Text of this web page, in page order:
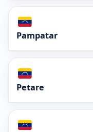
Pampatar
Petare